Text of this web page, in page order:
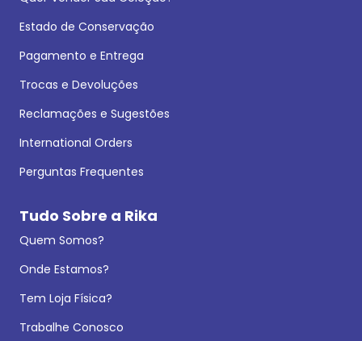
Estado de Conservação
Pagamento e Entrega
Trocas e Devoluções
Reclamações e Sugestões
International Orders
Perguntas Frequentes
Tudo Sobre a Rika
Quem Somos?
Onde Estamos?
Tem Loja Física?
Trabalhe Conosco